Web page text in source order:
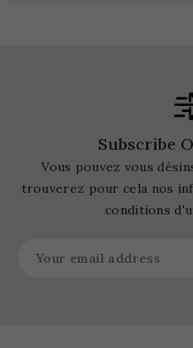
Subscribe
Vous pouvez vous
trouverez pour cela nos
conditions